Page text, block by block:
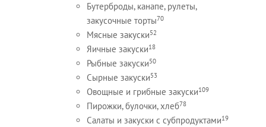
Бутерброды, канапе, рулеты,
закусочные торты70
Мясные закуски52
Яичные закуски18
Рыбные закуски50
Сырные закуски53
Овощные и грибные закуски109
Пирожки, булочки, хлеб78
Салаты и закуски с субпродуктами19